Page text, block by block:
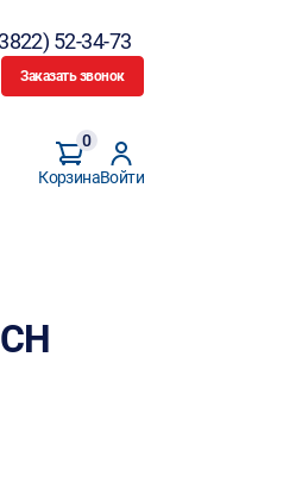
52-34-73
Заказать звонок
Корзина
0
Войти